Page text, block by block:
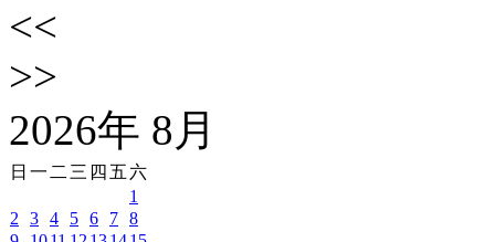
<<
>>
2026年 8 月
日 一 二 三 四 五 六
1
2
3 4 5 6 7 8